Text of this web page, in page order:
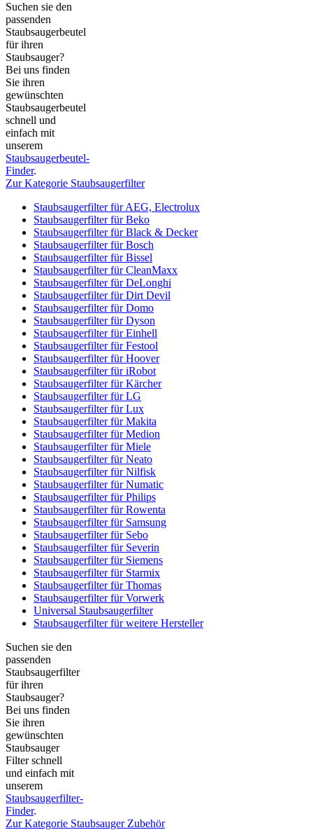
Suchen sie den
passenden
Staubsaugerbeutel
für ihren
Staubsauger?
Bei uns finden
Sie ihren
gewünschten
Staubsaugerbeutel
schnell und
einfach mit
unserem
Staubsaugerbeutel-
Finder.
Zur Kategorie Staubsaugerfilter
Staubsaugerfilter für AEG, Electrolux
Staubsaugerfilter für Beko
Staubsaugerfilter für Black & Decker
Staubsaugerfilter für Bosch
Staubsaugerfilter für Bissel
Staubsaugerfilter für CleanMaxx
Staubsaugerfilter für DeLonghi
Staubsaugerfilter für Dirt Devil
Staubsaugerfilter für Domo
Staubsaugerfilter für Dyson
Staubsaugerfilter für Einhell
Staubsaugerfilter für Festool
Staubsaugerfilter für Hoover
Staubsaugerfilter für iRobot
Staubsaugerfilter für Kärcher
Staubsaugerfilter für LG
Staubsaugerfilter für Lux
Staubsaugerfilter für Makita
Staubsaugerfilter für Medion
Staubsaugerfilter für Miele
Staubsaugerfilter für Neato
Staubsaugerfilter für Nilfisk
Staubsaugerfilter für Numatic
Staubsaugerfilter für Philips
Staubsaugerfilter für Rowenta
Staubsaugerfilter für Samsung
Staubsaugerfilter für Sebo
Staubsaugerfilter für Severin
Staubsaugerfilter für Siemens
Staubsaugerfilter für Starmix
Staubsaugerfilter für Thomas
Staubsaugerfilter für Vorwerk
Universal Staubsaugerfilter
Staubsaugerfilter für weitere Hersteller
Suchen sie den
passenden
Staubsaugerfilter
für ihren
Staubsauger?
Bei uns finden
Sie ihren
gewünschten
Staubsauger
Filter schnell
und einfach mit
unserem
Staubsaugerfilter-
Finder.
Zur Kategorie Staubsauger Zubehör